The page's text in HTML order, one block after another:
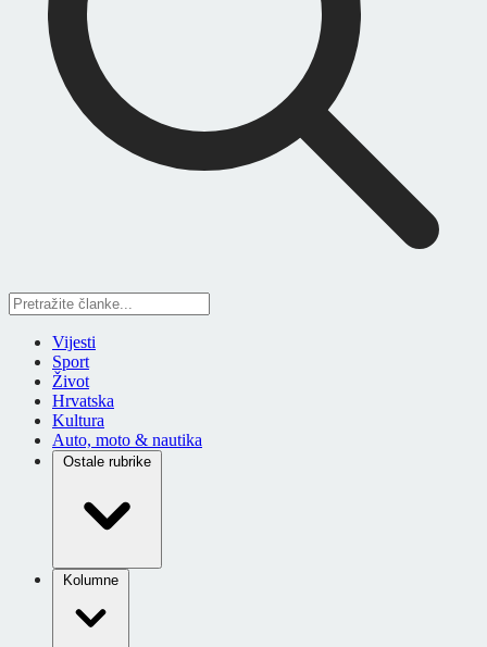
Vijesti
Sport
Život
Hrvatska
Kultura
Auto, moto & nautika
Ostale rubrike
Kolumne